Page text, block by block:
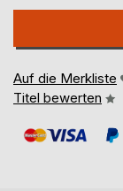
Auf die Merkliste
Titel bewerten